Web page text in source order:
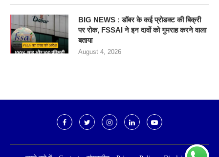
BIG NEWS : डॉबर के कई प्रोडक्ट की बिक्री
पर रोक, FSSAI ने इन दावों को गुमराह करने वाला
बताया
August 4, 2026